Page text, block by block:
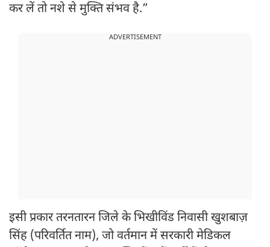
कर लें तो नशे से मुक्ति संभव है.”
ADVERTISEMENT
इसी प्रकार तरनतारन जिले के भिखीविंड निवासी खुशबाज़
सिंह (परिवर्तित नाम), जो वर्तमान में सरकारी मेडिकल